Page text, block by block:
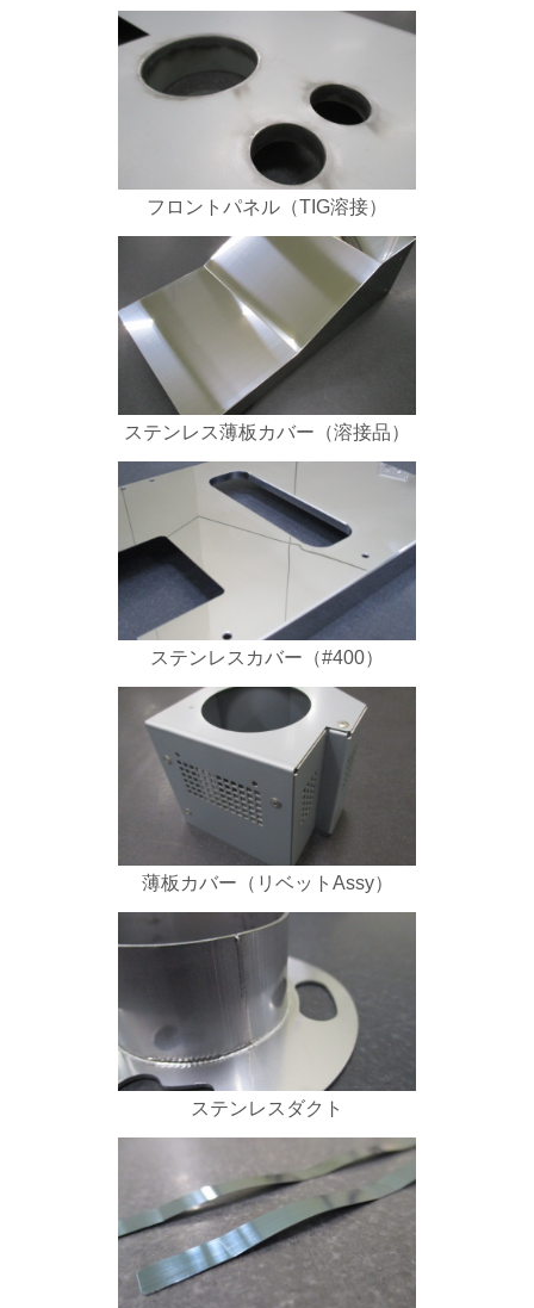
フロントパネル（TIG溶接）
ステンレス薄板カバー（溶接品）
ステンレスカバー（#400）
薄板カバー（リベットAssy）
ステンレスダクト